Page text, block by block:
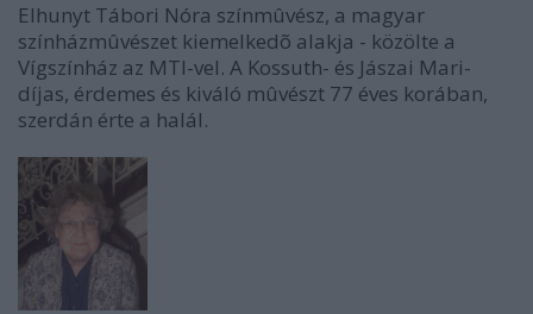
Elhunyt Tábori Nóra színmûvész, a magyar
színházmûvészet kiemelkedõ alakja - közölte a
Vígszínház az MTI-vel. A Kossuth- és Jászai Mari-
díjas, érdemes és kiváló mûvészt 77 éves korában,
szerdán érte a halál.